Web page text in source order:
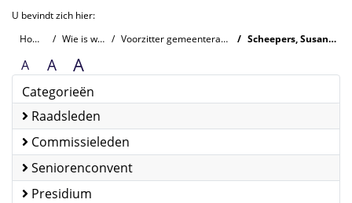
U bevindt zich hier:
Home
Wie is wie Voorzitter gemeenteraad Scheepers, Susanne
A A A
Categorieën
Raadsleden
Commissieleden
Seniorenconvent
Presidium